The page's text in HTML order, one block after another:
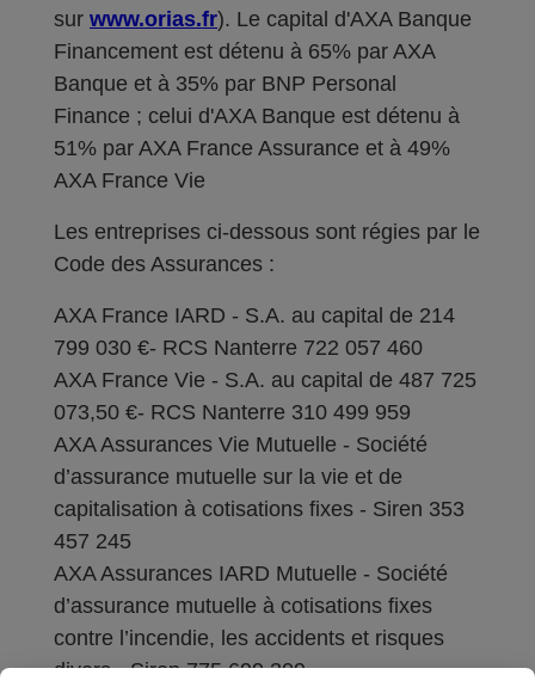
sur www.orias.fr). Le capital d'AXA Banque
Financement est détenu à 65% par AXA
Banque et à 35% par BNP Personal
Finance ; celui d'AXA Banque est détenu à
51% par AXA France Assurance et à 49%
AXA France Vie
Les entreprises ci-dessous sont régies par le
Code des Assurances :
AXA France IARD - S.A. au capital de 214
799 030 €- RCS Nanterre 722 057 460
AXA France Vie - S.A. au capital de 487 725
073,50 €- RCS Nanterre 310 499 959
AXA Assurances Vie Mutuelle - Société
d’assurance mutuelle sur la vie et de
capitalisation à cotisations fixes - Siren 353
457 245
AXA Assurances IARD Mutuelle - Société
d’assurance mutuelle à cotisations fixes
contre l’incendie, les accidents et risques
divers - Siren 775 699 309